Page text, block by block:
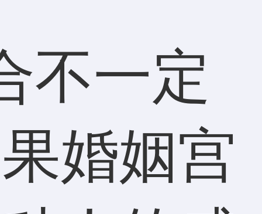
不一定
婚姻宫